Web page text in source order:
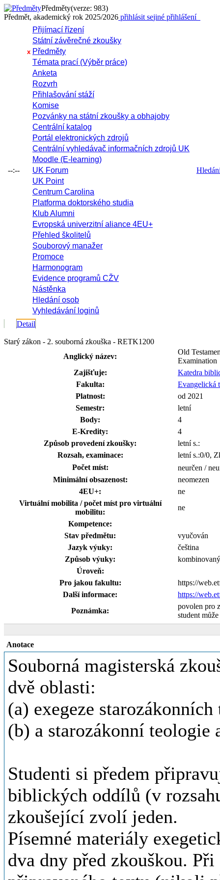
Předměty(verze: 983)
Předmět, akademický rok 2025/2026 přihlásit sejiné přihlášení
--:--
Přijímací řízení
Státní závěrečné zkoušky
x Předměty
Témata prací (Výběr práce)
Anketa
Rozvrh
Přihlašování stáží
Komise
Pozvánky na státní zkoušky a obhajoby
Centrální katalog
Portál elektronických zdrojů
Centrální vyhledávač informačních zdrojů UK
Moodle (E-learning)
UK Forum
UK Point
Centrum Carolina
Platforma doktorského studia
Klub Alumni
Evropská univerzitní aliance 4EU+
Přehled školitelů
Souborový manažer
Promoce
Harmonogram
Evidence programů CŽV
Nástěnka
Hledání osob
Vyhledávání loginů
Detail
Starý zákon - 2. souborná zkouška - RETK1200
Anglický název:
Old
Examination
Zajišťuje:
Katedra
Fakulta:
Evangelická
Platnost:
od 2021
Semestr:
letní
Body:
4
E-Kredity:
4
Způsob provedení zkoušky:
letní s.:
Rozsah, examinace:
letní s.:0/0,
Počet míst:
neurčen /
Minimální obsazenost:
neomezen
4EU+:
ne
Virtuální mobilita / počet míst pro virtuální
mobilitu:
ne
Kompetence:
Stav předmětu:
vyučován
Jazyk výuky:
čeština
Způsob výuky:
kombinovaný
Úroveň:
Pro jakou fakultu:
https://
Další informace:
https://
Poznámka:
povolen pro
student
Anotace
Souborná magisterská
dvě oblasti:
(a) exegeze starozákonních
(b) a starozákonní
Studenti si předem
biblických oddílů (v
zkoušející zvolí jeden.
Písemné materiály
dva dny před zkouškou. Při